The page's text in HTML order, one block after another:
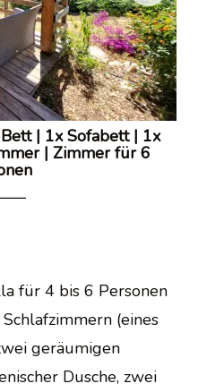
| 1x Sofabett | 1x
| Zimmer für 6
für 4 bis 6 Personen
(eines
geräumigen
Dusche, zwei